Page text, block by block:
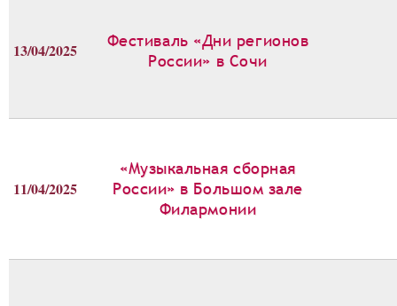
13/04/2025
Фестиваль «Дни регионов
России» в Сочи
11/04/2025
«Музыкальная сборная
России» в Большом зале
Филармонии